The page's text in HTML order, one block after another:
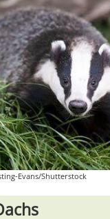
Evans/Shutterstock